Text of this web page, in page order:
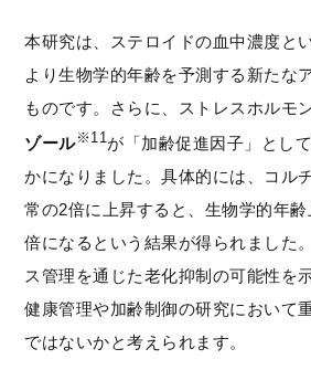
本研究は、ステロイドの血中濃度と
より生物学的年齢を予測する新たな
ものです。さらに、ストレスホルモ
ゾール※11 が「加齢促進因子」とし
かになりました。具体的には、コル
常の2倍に上昇すると、生物学的年
倍になるという結果が得られました
ス管理を通じた老化抑制の可能性を
健康管理や加齢制御の研究において
ではないかと考えられます。